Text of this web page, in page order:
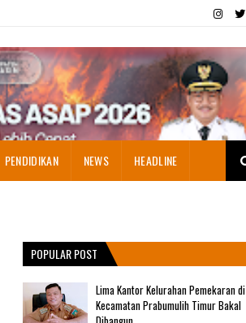
PENDIDIKAN NEWS HEADLINE
POPULAR POST
Lima Kantor Kelurahan Pemekaran di
Kecamatan Prabumulih Timur Bakal